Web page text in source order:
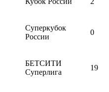
Суперкубок
России
0
БЕТСИТИ
Суперлига
19